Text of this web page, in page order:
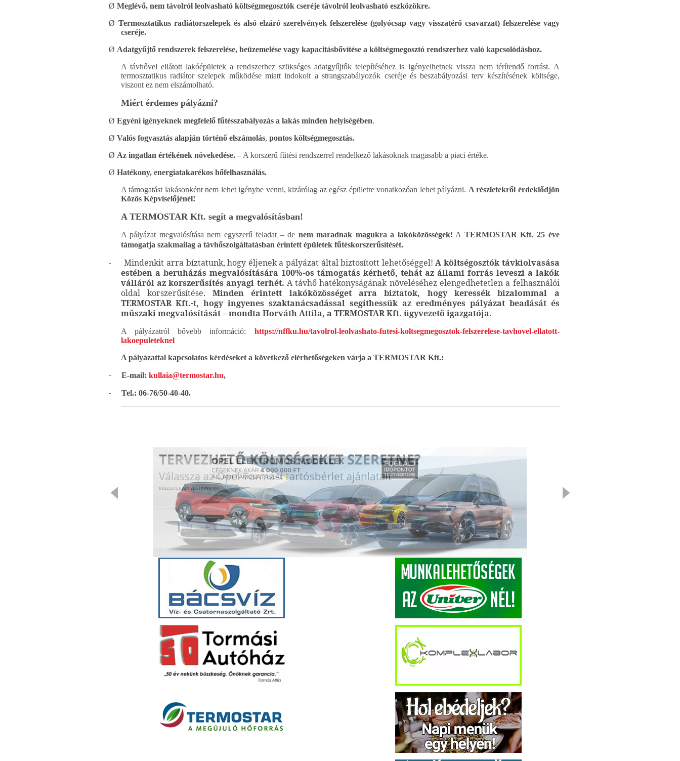
Ø Meglévő, nem távolról leolvasható költségmegosztók cseréje távolról leolvasható eszközökre.
Ø Termosztatikus radiátorszelepek és alsó elzáró szerelvények felszerelése (golyócsap vagy visszatérő csavarzat) felszerelése vagy
cseréje.
Ø Adatgyűjtő rendszerek felszerelése, beüzemelése vagy kapacitásbővítése a költségmegosztó rendszerhez való kapcsolódáshoz.
A távhővel ellátott lakóépületek a rendszerhez szükséges adatgyűjtők telepítéséhez is igényelhetnek vissza nem térítendő forrást. A
termosztatikus radiátor szelepek működése miatt indokolt a strangszabályozók cseréje és beszabályozási terv készítésének költsége,
viszont ez nem elszámolható.
Miért érdemes pályázni?
Ø Egyéni igényeknek megfelelő fűtésszabályozás a lakás minden helyiségében.
Ø Valós fogyasztás alapján történő elszámolás, pontos költségmegosztás.
Ø Az ingatlan értékének növekedése.– A korszerű fűtési rendszerrel rendelkező lakásoknak magasabb a piaci értéke.
Ø Hatékony, energiatakarékos hőfelhasználás.
A támogatást lakásonként nem lehet igénybe venni, kizárólag az egész épületre vonatkozóan lehet pályázni. A részletekről érdeklődjön
Közös Képviselőjénél!
A TERMOSTAR Kft. segít a megvalósításban!
A pályázat megvalósítása nem egyszerű feladat – de nem maradnak magukra a lakóközösségek! A TERMOSTAR Kft. 25 éve
támogatja szakmailag a távhőszolgáltatásban érintett épületek fűtéskorszerűsítését.
- Mindenkit arra bíztatunk, hogy éljenek a pályázat által biztosított lehetőséggel!A költségosztók távkiolvasása
estében a beruházás megvalósítására 100%-os támogatás kérhető, tehát az állami forrás leveszi a lakók
válláról az korszerűsítés anyagi terhét. A távhő hatékonyságának növeléséhez elengedhetetlen a felhasználói
oldal korszerűsítése.Minden érintett lakóközösséget arra biztatok, hogy keressék bizalommal a
TERMOSTAR Kft.-t, hogy ingyenes szaktanácsadással segíthessük az eredményes pályázat beadását és
műszaki megvalósítását – mondta Horváth Attila, a TERMOSTAR Kft. ügyvezető igazgatója.
A pályázatról bővebb információ: https://nffku.hu/tavolrol-leolvashato-futesi-koltsegmegosztok-felszerelese-tavhovel-ellatott-
lakoepuleteknel
A pályázattal kapcsolatos kérdéseket a következő elérhetőségeken várja a TERMOSTAR Kft.:
- E-mail: kullaia@termostar.hu,
- Tel.: 06-76/50-40-40.